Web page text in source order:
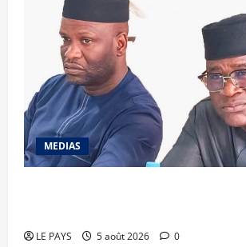
MEDIAS
LE PAYS 5 août 2026 0